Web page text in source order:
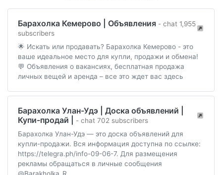
Барахолка Кемерово | Объявления - chat 1,955
subscribers
🌟 Искать или продавать? Барахолка Кемерово - это
ваше идеальное место для купли, продажи и обмена!
💬 Объявления о вакансиях, бесплатная продажа
личных вещей и аренда – все это ждет вас здесь
Барахолка Улан-Удэ | Доска объявлений |
Купи-продай |
- chat 702 subscribers
Барахолка Улан-Удэ — это доска объявлений для
купли-продажи. Вся информация доступна по ссылке:
https://telegra.ph/info-09-06-7. Для размещения
рекламы обращаться в личные сообщения